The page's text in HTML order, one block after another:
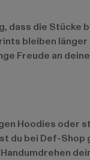
dass die Stücke
bleiben
Freude an
Hoodies oder
du bei Def-